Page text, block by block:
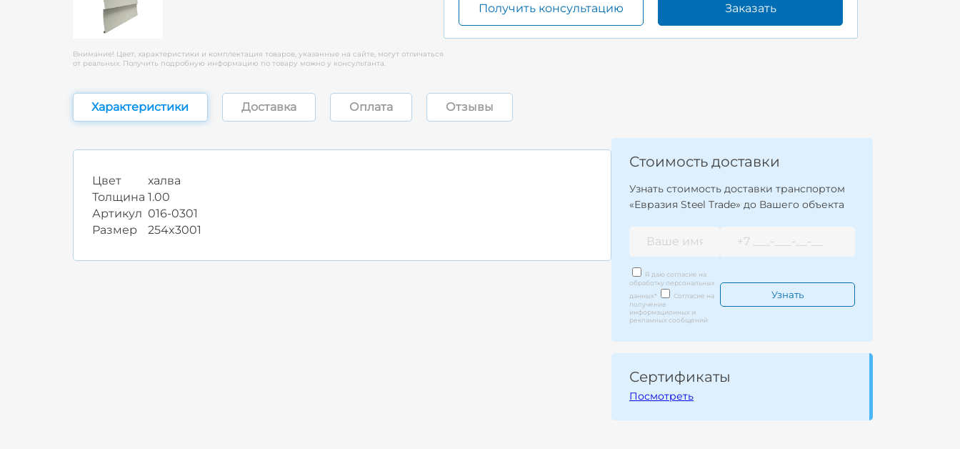
Внимание! Цвет, характеристики и комплектация товаров, указанные на сайте, могут отличаться
от реальных. Получить подробную информацию по товару можно у консультанта.
Получить консультацию Заказать
Характеристики Доставка Оплата Отзывы
Цвет
халва
Толщина 1.00
Артикул 016-0301
Размер
254x3001
Стоимость доставки
Узнать стоимость доставки транспортом
«Евразия Steel Trade» до Вашего объекта
Я даю согласие на
обработку персональных
данных*
Согласие на
получение
информационных и
рекламных сообщений
Сертификаты
Посмотреть